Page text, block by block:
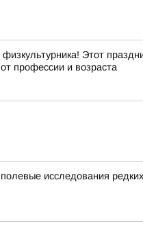
Этот
профессии и возраста
исследования